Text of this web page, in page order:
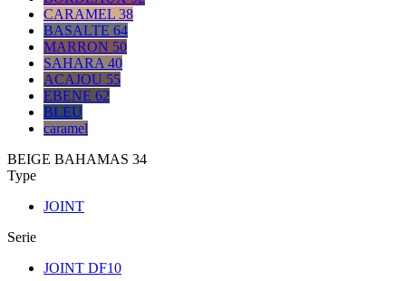
CARAMEL 38
BASALTE 64
MARRON 50
SAHARA 40
ACAJOU 55
EBENE 62
BLEU
caramel
BEIGE BAHAMAS 34
Type
JOINT
Serie
JOINT DF10